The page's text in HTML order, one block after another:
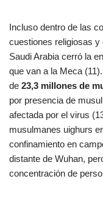
Incluso dentro de las
cuestiones religiosas y
Saudi Arabia cerró la
que van a la Meca
de 23,3 millones de
por presencia de
afectada por el virus
musulmanes uighurs
confinamiento en
distante de Wuhan,
concentración de